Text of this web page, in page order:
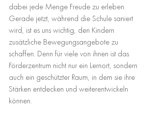
dabei jede Menge Freude zu erleben.
Gerade jetzt, während die Schule saniert
wird, ist es uns wichtig, den Kindern
zusätzliche Bewegungsangebote zu
schaffen. Denn für viele von ihnen ist das
Förderzentrum nicht nur ein Lernort, sondern
auch ein geschützter Raum, in dem sie ihre
Stärken entdecken und weiterentwickeln
können.